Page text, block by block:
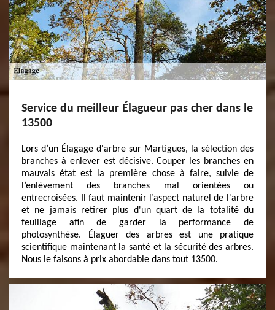
Service du meilleur Élagueur pas cher dans le
13500
Lors d’un Élagage d'arbre sur Martigues, la sélection des
branches à enlever est décisive. Couper les branches en
mauvais état est la première chose à faire, suivie de
l’enlèvement des branches mal orientées ou
entrecroisées. Il faut maintenir l’aspect naturel de l'arbre
et ne jamais retirer plus d'un quart de la totalité du
feuillage afin de garder la performance de
photosynthèse. Élaguer des arbres est une pratique
scientifique maintenant la santé et la sécurité des arbres.
Nous le faisons à prix abordable dans tout 13500.